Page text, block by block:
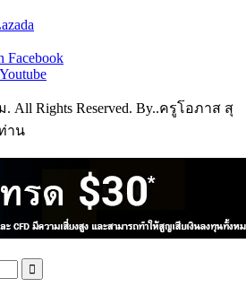
Facebook
Rights Reserved. By..ครูโอภาส สุ
าน